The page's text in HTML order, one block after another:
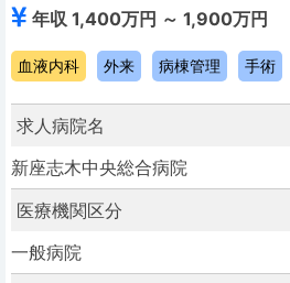
年収 1,400万円 ～ 1,900万円
血液内科 外来 病棟管理 手術
求人病院名
新座志木中央総合病院
医療機関区分
一般病院